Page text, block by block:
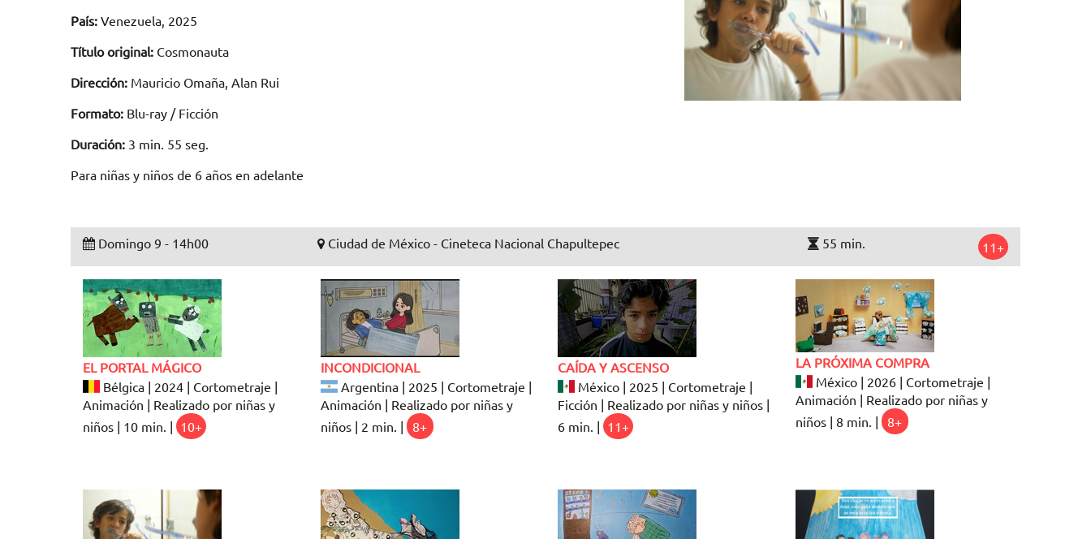
País: Venezuela, 2025
Título original: Cosmonauta
Dirección: Mauricio Omaña, Alan Rui
Formato: Blu-ray / Ficción
Duración: 3 min. 55 seg.
Para niñas y niños de 6 años en adelante
Domingo 9 - 14h00 Ciudad de México - Cineteca Nacional Chapultepec 55 min. 11+
EL PORTAL MÁGICO
Bélgica | 2024 | Cortometraje |
Animación | Realizado por niñas y
niños | 10 min. | 10+
INCONDICIONAL
Argentina | 2025 | Cortometraje |
Animación | Realizado por niñas y
niños | 2 min. |
8+
CAÍDA Y ASCENSO
México | 2025 | Cortometraje |
Ficción | Realizado por niñas y niños |
6 min. | 11+
LA PRÓXIMA COMPRA
México | 2026 | Cortometraje |
Animación | Realizado por niñas y
niños | 8 min. |
8+